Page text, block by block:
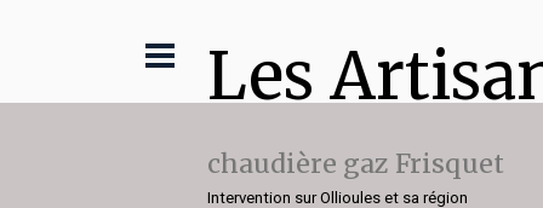
Les
chaudière gaz Frisquet
Intervention sur Ollioules et sa région